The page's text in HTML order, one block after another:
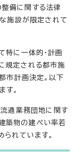
備に関する法律
な施設が限定されて
特に一体的・計画
規定される都市施
市計画決定。以下
す。
通業務団地に関す
築物の建ぺい率若
れています。